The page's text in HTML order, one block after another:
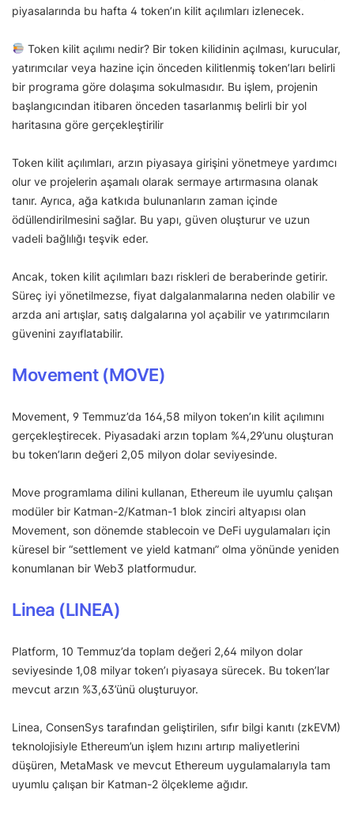
piyasalarında bu hafta 4 token’ın kilit açılımları izlenecek.
Token kilit açılımı nedir? Bir token kilidinin açılması, kurucular,
yatırımcılar veya hazine için önceden kilitlenmiş token’ları belirli
bir programa göre dolaşıma sokulmasıdır. Bu işlem, projenin
başlangıcından itibaren önceden tasarlanmış belirli bir yol
haritasına göre gerçekleştirilir
Token kilit açılımları, arzın piyasaya girişini yönetmeye yardımcı
olur ve projelerin aşamalı olarak sermaye artırmasına olanak
tanır. Ayrıca, ağa katkıda bulunanların zaman içinde
ödüllendirilmesini sağlar. Bu yapı, güven oluşturur ve uzun
vadeli bağlılığı teşvik eder.
Ancak, token kilit açılımları bazı riskleri de beraberinde getirir.
Süreç iyi yönetilmezse, fiyat dalgalanmalarına neden olabilir ve
arzda ani artışlar, satış dalgalarına yol açabilir ve yatırımcıların
güvenini zayıflatabilir.
Movement (MOVE)
Movement, 9 Temmuz’da 164,58 milyon token’ın kilit açılımını
gerçekleştirecek. Piyasadaki arzın toplam %4,29’unu oluşturan
bu token’ların değeri 2,05 milyon dolar seviyesinde.
Move programlama dilini kullanan, Ethereum ile uyumlu çalışan
modüler bir Katman-2/Katman-1 blok zinciri altyapısı olan
Movement, son dönemde stablecoin ve DeFi uygulamaları için
küresel bir “settlement ve yield katmanı” olma yönünde yeniden
konumlanan bir Web3 platformudur.
Linea (LINEA)
Platform, 10 Temmuz’da toplam değeri 2,64 milyon dolar
seviyesinde 1,08 milyar token’ı piyasaya sürecek. Bu token’lar
mevcut arzın %3,63’ünü oluşturuyor.
Linea, ConsenSys tarafından geliştirilen, sıfır bilgi kanıtı (zkEVM)
teknolojisiyle Ethereum’un işlem hızını artırıp maliyetlerini
düşüren, MetaMask ve mevcut Ethereum uygulamalarıyla tam
uyumlu çalışan bir Katman-2 ölçekleme ağıdır.